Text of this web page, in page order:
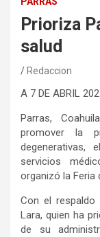
Prioriza
salud
Redaccion
A 7 DE ABRIL
Parras,
promover la
degenerativas,
servicios
organizó la Feria
Con el respaldo
Lara, quien ha
de su